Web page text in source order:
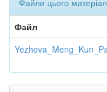
Файли цього
Файл